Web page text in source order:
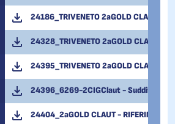
24186_TRIVENETO 2aGOLD CLAUT -
24328_TRIVENETO 2aGOLD CLAUT -
24395_TRIVENETO 2aGOLD CLAUT -
24396_6269-2CIGClaut -
24404_2aGOLD CLAUT - RIFERIMENTI